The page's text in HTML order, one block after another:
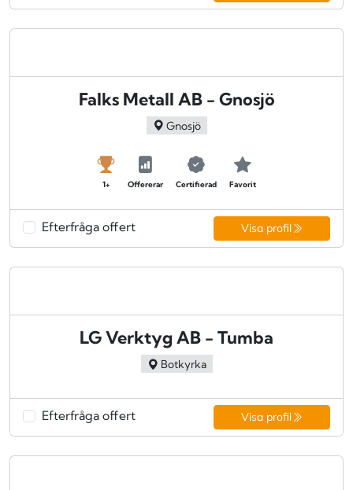
Falks Metall AB - Gnosjö
Gnosjö
1+ Offererar Certifierad Favorit
Efterfråga offert Visa profil
LG Verktyg AB - Tumba
Botkyrka
Efterfråga offert Visa profil